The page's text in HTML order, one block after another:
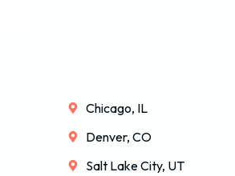
Chicago, IL
Denver, CO
Salt Lake City, UT